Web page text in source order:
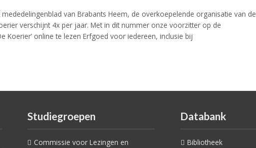
van Brabants Heem, de overkoepelende organisatie van de
verschijnt 4x per jaar. Met in dit nummer onze voorzitter op de
Koerier’ online te lezen Erfgoed voor iedereen, inclusie bij
Studiegroepen
Commissie voor Lezingen en
Databank
Bibliotheek